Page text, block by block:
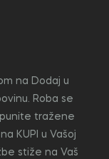
na Dodaj u
Roba se
tražene
KUPI u Vašoj
stiže na Vaš